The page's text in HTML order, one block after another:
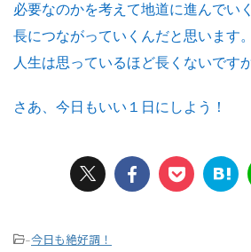
必要なのかを考えて地道に進んでい
長につながっていくんだと思います。
人生は思っているほど長くないですか
さあ、今日もいい１日にしよう！
-今日も絶好調！